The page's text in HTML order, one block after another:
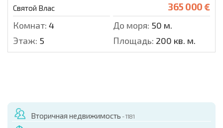
Святой Влас 365 000 €
Комнат: 4 До моря: 50 м.
Этаж: 5 Площадь: 200 кв. м.
Вторичная недвижимость - 1181